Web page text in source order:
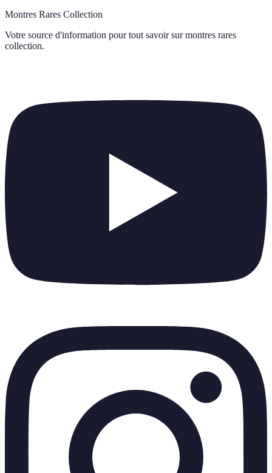
Montres Rares Collection
Votre source d'information pour tout savoir sur montres rares
collection.